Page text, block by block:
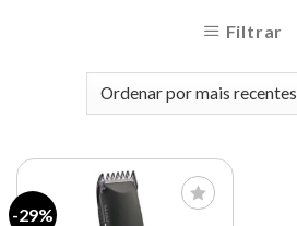
Filtrar
-29%